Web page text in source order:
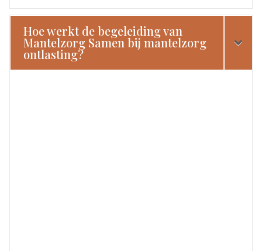
Hoe werkt de begeleiding van
Mantelzorg Samen bij mantelzorg
ontlasting?